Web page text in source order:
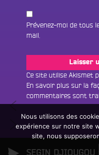
Prévenez-moi de tous
mail.
Ce site utilise Akismet
En savoir plus sur la
commentaires sont
Navigation
l’article
30
/
Des
terrains
Écouter le direct
Tous les
Nous utilisons des
expérience sur notre site
site, nous